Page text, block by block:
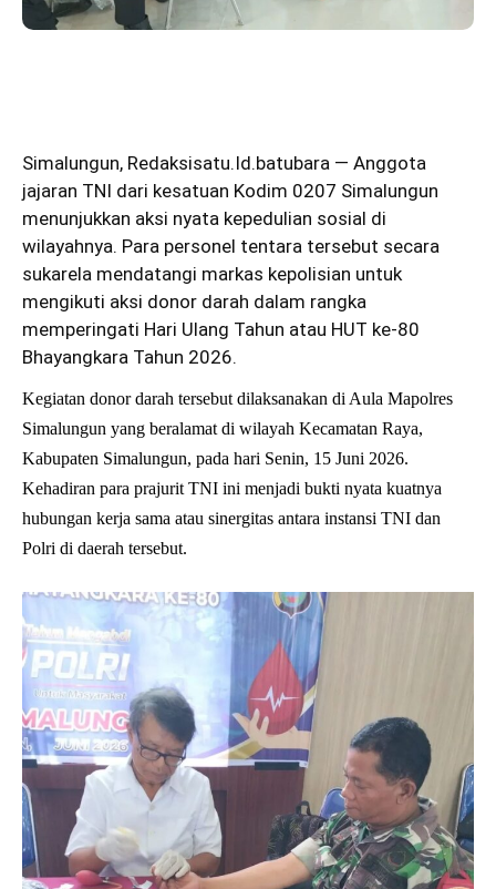
Simalungun, Redaksisatu.Id.batubara — Anggota
jajaran TNI dari kesatuan Kodim 0207 Simalungun
menunjukkan aksi nyata kepedulian sosial di
wilayahnya. Para personel tentara tersebut secara
sukarela mendatangi markas kepolisian untuk
mengikuti aksi donor darah dalam rangka
memperingati Hari Ulang Tahun atau HUT ke-80
Bhayangkara Tahun 2026.
Kegiatan donor darah tersebut dilaksanakan di Aula Mapolres
Simalungun yang beralamat di wilayah Kecamatan Raya,
Kabupaten Simalungun, pada hari Senin, 15 Juni 2026.
Kehadiran para prajurit TNI ini menjadi bukti nyata kuatnya
hubungan kerja sama atau sinergitas antara instansi TNI dan
Polri di daerah tersebut.